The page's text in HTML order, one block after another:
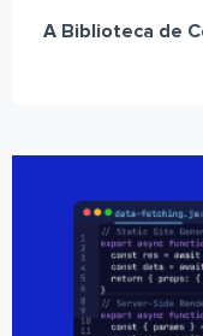
A Biblioteca de